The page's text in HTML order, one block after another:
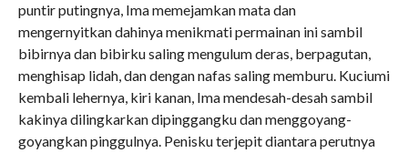
puntir putingnya, Ima memejamkan mata dan
mengernyitkan dahinya menikmati permainan ini sambil
bibirnya dan bibirku saling mengulum deras, berpagutan,
menghisap lidah, dan dengan nafas saling memburu. Kuciumi
kembali lehernya, kiri kanan, Ima mendesah-desah sambil
kakinya dilingkarkan dipinggangku dan menggoyang-
goyangkan pinggulnya. Penisku terjepit diantara perutnya